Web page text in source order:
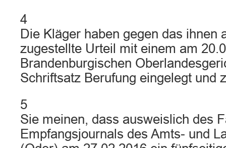
4
Die Kläger haben gegen das ihnen
zugestellte Urteil mit einem am
Brandenburgischen
Schriftsatz Berufung eingelegt und
5
Sie meinen, dass ausweislich des
Empfangsjournals des Amts- und